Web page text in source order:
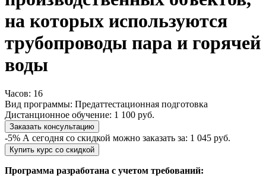
на которых используются
трубопроводы пара и горячей
воды
Часов: 16
Вид программы: Предаттестационная подготовка
Дистанционное обучение: 1 100 руб.
Заказать консультацию
-5% А сегодня со скидкой можно заказать за: 1 045 руб.
Купить курс со скидкой
Программа разработана с учетом требований: